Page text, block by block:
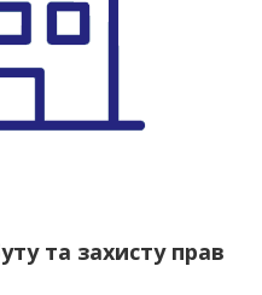
та захисту прав